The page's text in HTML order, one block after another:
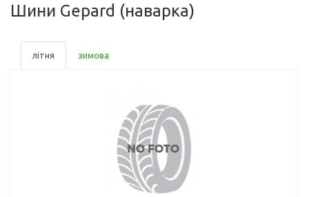
Шини Gepard (наварка)
літня зимова